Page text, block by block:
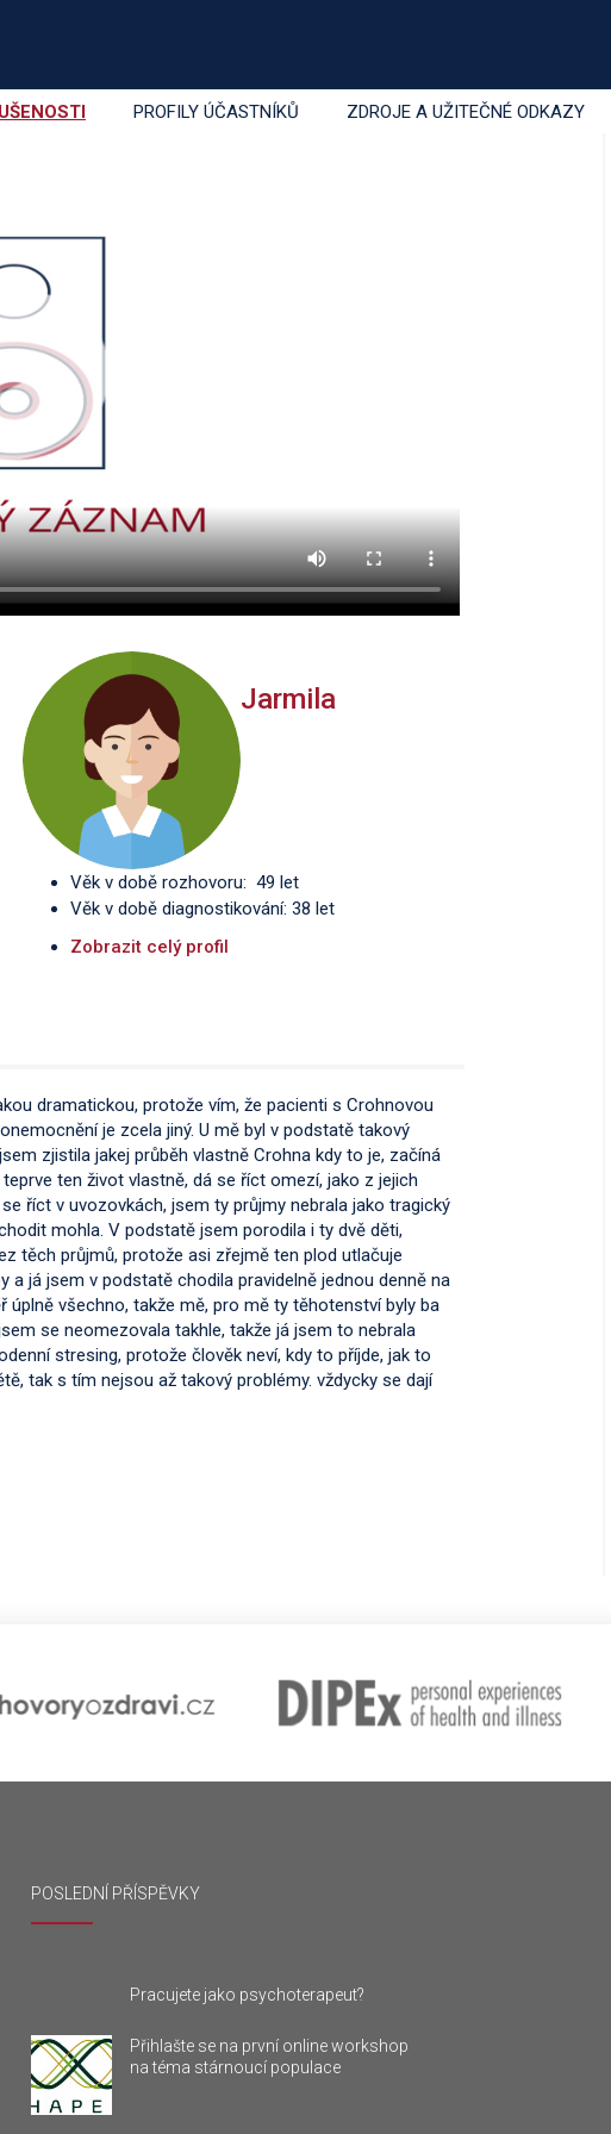
kolitida – IBD
PROFILY ÚČASTNÍKŮ ZDROJE A UŽITEČNÉ ODKAZY
Jarmila
Věk v době rozhovoru: 49 let
Věk v době diagnostikování: 38 let
Zobrazit celý profil
dramatickou, protože vím, že pacienti s Crohnovou
je zcela jiný. U mě byl v podstatě takový
zjistila jakej průběh vlastně Crohna kdy to je, začíná
ten život vlastně, dá se říct omezí, jako z jejich
říct v uvozovkách, jsem ty průjmy nebrala jako tragický
mohla. V podstatě jsem porodila i ty dvě děti,
těch průjmů, protože asi zřejmě ten plod utlačuje
já jsem v podstatě chodila pravidelně jednou denně na
všechno, takže mě, pro mě ty těhotenství byly ba
se neomezovala takhle, takže já jsem to nebrala
stresing, protože člověk neví, kdy to příjde, jak to
tak s tím nejsou až takový problémy. vždycky se dají
POSLEDNÍ PŘÍSPĚVKY
Pracujete jako psychoterapeut?
Přihlašte se na první online workshop
na téma stárnoucí populace